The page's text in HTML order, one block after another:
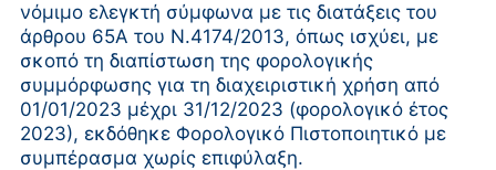
νόμιμο ελεγκτή σύμφωνα με τις διατάξεις του
άρθρου 65Α του Ν.4174/2013, όπως ισχύει, με
σκοπό τη διαπίστωση της φορολογικής
συμμόρφωσης για τη διαχειριστική χρήση από
01/01/2023 μέχρι 31/12/2023 (φορολογικό έτος
2023), εκδόθηκε Φορολογικό Πιστοποιητικό με
συμπέρασμα χωρίς επιφύλαξη.